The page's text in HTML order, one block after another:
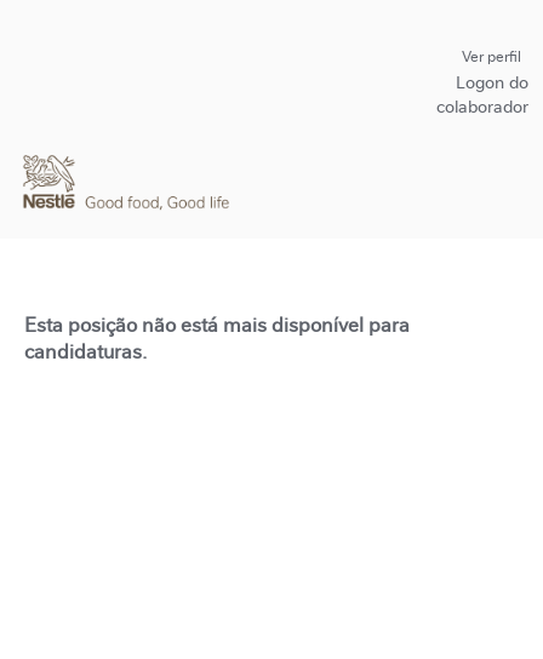
Ver perfil
Logon do
colaborador
Esta posição não está mais disponível para
candidaturas.